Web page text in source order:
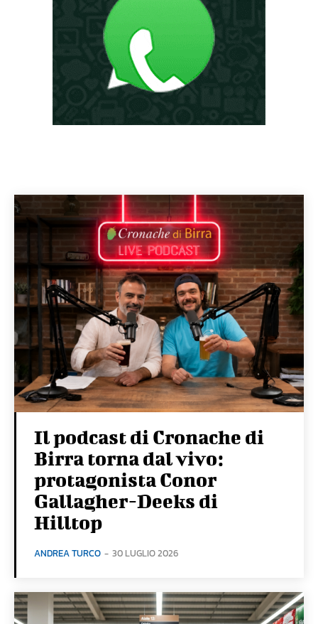
Il podcast di Cronache di
Birra torna dal vivo:
protagonista Conor
Gallagher-Deeks di
Hilltop
ANDREA TURCO - 30 LUGLIO 2026